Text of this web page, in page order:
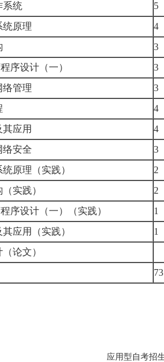
系统
5
统原理
4
3
程序设计（一）
3
络管理
3
4
其应用
4
络安全
3
统原理（实践）
2
（实践）
2
程序设计（一）（实践）
1
其应用（实践）
1
（论文）
应用型自考招